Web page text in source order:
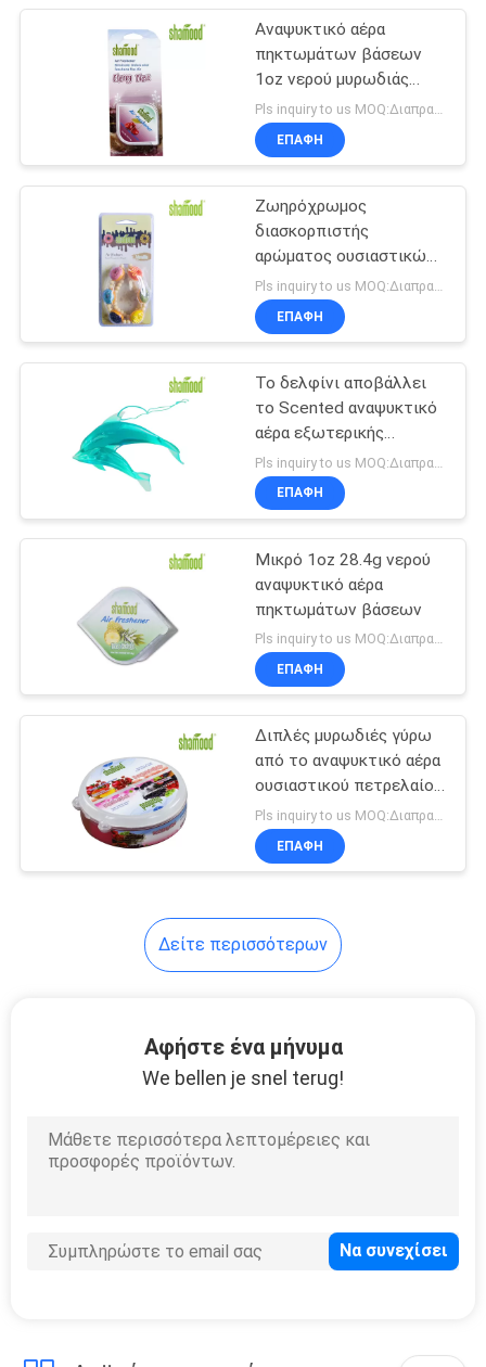
PRIVACYΚρεμώντας
αναψυκτικό αέρα
Αναψυκτικό
οικιακού αέρα
Πλαστικό
αναψυκτικό αέρα
Χαρτί Freshener
αέρα
ψεκασμού και
freshener
τουαλετών
Αναψυκτικό αέρα
πηκτωμάτων βάσεων
1oz νερού μυρωδιάς
φυσήματος κερασιών
ΕΠΑΦΉ
Ζωηρόχρωμος
διασκορπιστής
αρώματος ουσιαστικών
πετρελαίων Shamood
αξίας
ΕΠΑΦΉ
Το δελφίνι αποβάλλει
το Scented αναψυκτικό
αέρα εξωτερικής
διαμέτρου αρσενηκού
σπειρώματος μυρωδιών
ΕΠΑΦΉ
Μικρό 1oz 28.4g νερού
αναψυκτικό αέρα
πηκτωμάτων βάσεων
Pls inquiry to us MOQ:Διαπραγμάτευση
ΕΠΑΦΉ
Διπλές μυρωδιές γύρω
από το αναψυκτικό αέρα
ουσιαστικού πετρελαίου
8oz
Pls inquiry to us MOQ:Διαπραγμάτευση
ΕΠΑΦΉ
Δείτε περισσότερων
Αφήστε ένα μήνυμα
We bellen je snel terug!